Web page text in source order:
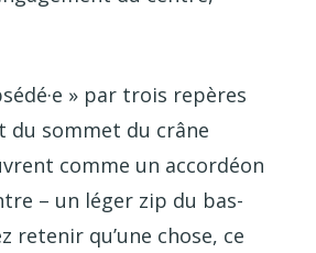
» par trois repères
du sommet du crâne
comme un accordéon
– un léger zip du bas-
retenir qu’une chose, ce